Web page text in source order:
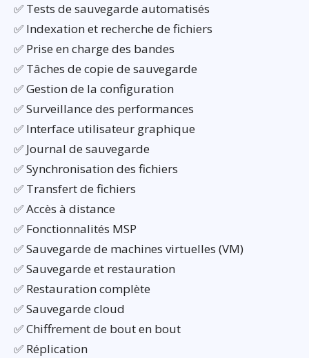
✅ Tests de sauvegarde automatisés
✅ Indexation et recherche de fichiers
✅ Prise en charge des bandes
✅ Tâches de copie de sauvegarde
✅ Gestion de la configuration
✅ Surveillance des performances
✅ Interface utilisateur graphique
✅ Journal de sauvegarde
✅ Synchronisation des fichiers
✅ Transfert de fichiers
✅ Accès à distance
✅ Fonctionnalités MSP
✅ Sauvegarde de machines virtuelles (VM)
✅ Sauvegarde et restauration
✅ Restauration complète
✅ Sauvegarde cloud
✅ Chiffrement de bout en bout
✅ Réplication